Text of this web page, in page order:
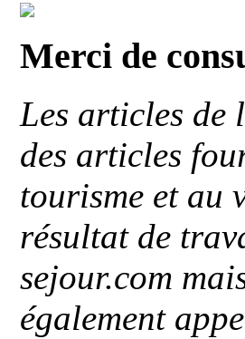
Merci de
Les articles de
des articles
tourisme et au
résultat de
sejour.com
également